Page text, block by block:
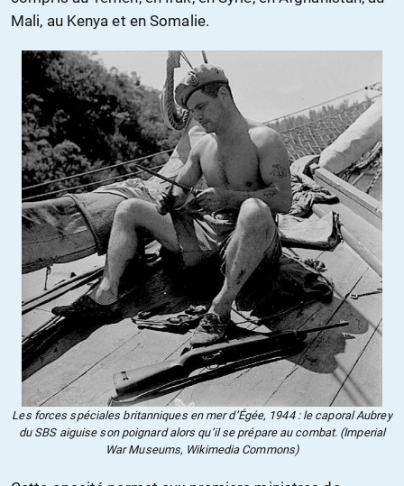
Mali, au Kenya et en Somalie.
Les forces spéciales britanniques en mer d’Égée, 1944 : le caporal Aubrey
du SBS aiguise son poignard alors qu’il se prépare au combat. (Imperial
War Museums, Wikimedia Commons)